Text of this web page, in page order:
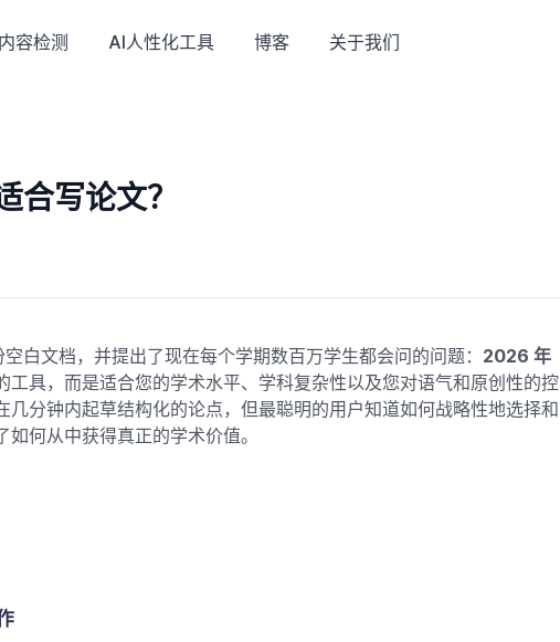
容检测 AI人性化工具 博客 关于我们
写论文？
白文档，并提出了现在每个学期数百万学生都会问的问题： 2026 年
工具，而是适合您的学术水平、学科复杂性以及您对语气和原创性的控
分钟内起草结构化的论点，但最聪明的用户知道如何战略性地选择和
何从中获得真正的学术价值。